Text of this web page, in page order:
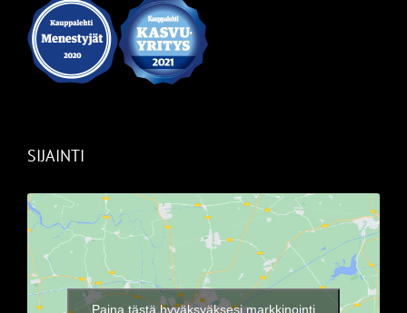
SIJAINTI
Paina tästä hyväksyäksesi markkinointi